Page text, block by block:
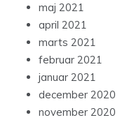
maj 2021
april 2021
marts 2021
februar 2021
januar 2021
december 2020
november 2020